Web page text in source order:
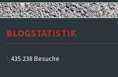
BLOGSTATISTIK
435.238 Besuche